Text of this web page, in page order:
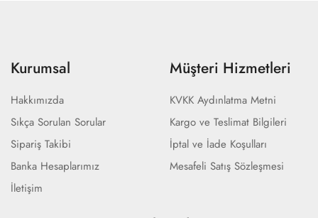
Kurumsal
Hakkımızda
Sıkça Sorulan Sorular
Sipariş Takibi
Banka Hesaplarımız
İletişim
Müşteri Hizmetleri
KVKK Aydınlatma Metni
Kargo ve Teslimat Bilgileri
İptal ve İade Koşulları
Mesafeli Satış Sözleşmesi